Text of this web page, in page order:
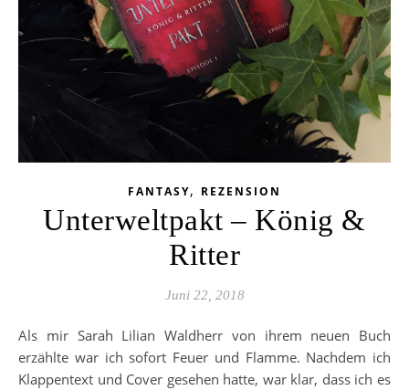
FANTASY, REZENSION
Unterweltpakt – König &
Ritter
Juni 22, 2018
Als mir Sarah Lilian Waldherr von ihrem neuen Buch
erzählte war ich sofort Feuer und Flamme. Nachdem ich
Klappentext und Cover gesehen hatte, war klar, dass ich es